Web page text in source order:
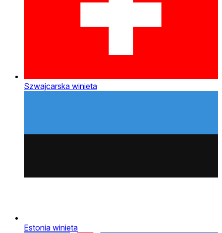
Szwajcarska winieta
Estonia winieta